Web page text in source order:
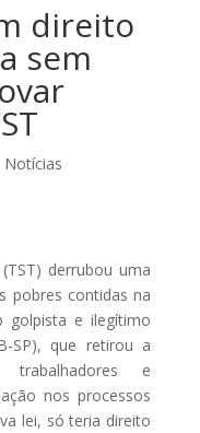
direito
sem
derrubou uma
pobres contidas na
golpista e ilegítimo
SP), que retirou a
e
nos processos
lei, só teria direito